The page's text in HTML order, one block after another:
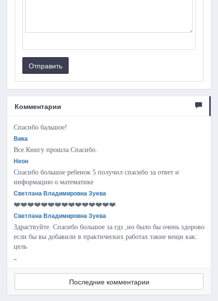
Отправить
Комментарии
Спасибо бальшое!
Вика
Все.Книгу прошла.Спасибо.
Неон
Спасибо большое ребенок 5 получил спасибо за ответ и
информацию о математике
Светлана Владимировна Зуева
❤️❤️❤️❤️❤️❤️❤️❤️❤️❤️❤️❤️❤️❤️❤️
Светлана Владимировна Зуева
Здраствуйте. Спасибо большое за гдз ,но было бы очень здорово
если бы вы добавили в практических работах такие вещи как:
цель
..
Последние комментарии